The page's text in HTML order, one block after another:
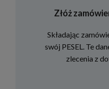
Złóż
Składając
swój PESEL. Te
zlecenia z